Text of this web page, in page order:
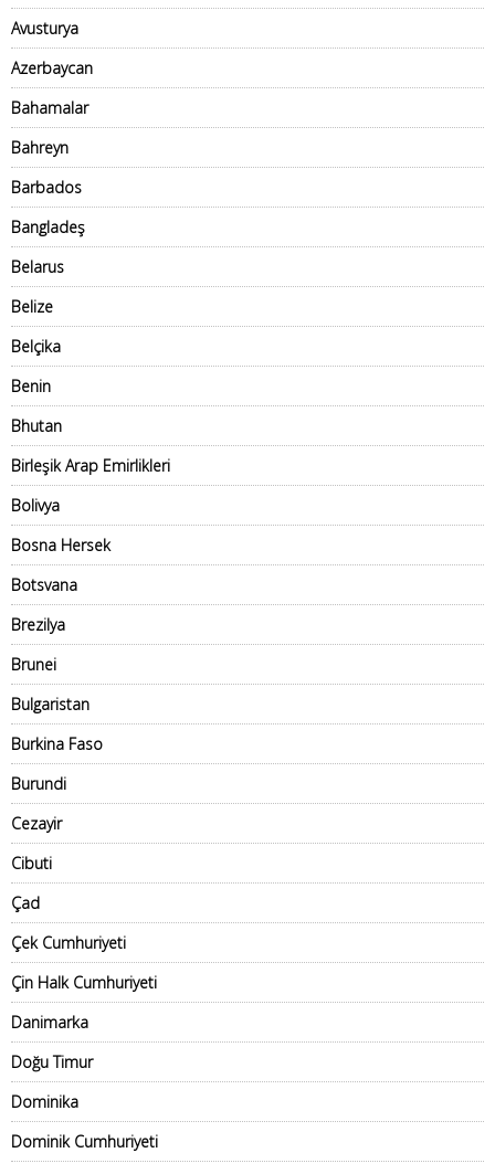
Avusturya
Azerbaycan
Bahamalar
Bahreyn
Barbados
Bangladeş
Belarus
Belize
Belçika
Benin
Bhutan
Birleşik Arap Emirlikleri
Bolivya
Bosna Hersek
Botsvana
Brezilya
Brunei
Bulgaristan
Burkina Faso
Burundi
Cezayir
Cibuti
Çad
Çek Cumhuriyeti
Çin Halk Cumhuriyeti
Danimarka
Doğu Timur
Dominika
Dominik Cumhuriyeti